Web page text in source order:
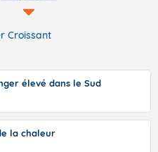
Croissant
élevé dans le Sud
la chaleur